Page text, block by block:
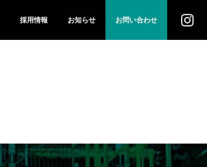
採用情報 お知らせ お問い合わせ